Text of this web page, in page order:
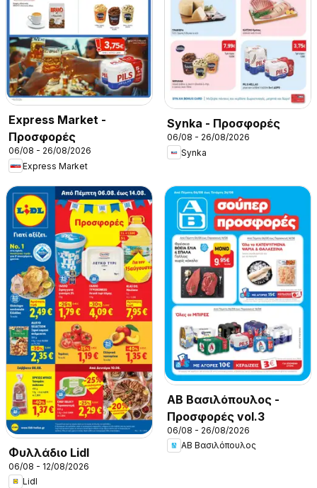
Express Market -
Προσφορές
06/08 - 26/08/2026
Express Market
Synka - Προσφορές
06/08 - 26/08/2026
Synka
Φυλλάδιο Lidl
06/08 - 12/08/2026
Lidl
ΑΒ Βασιλόπουλος -
Προσφορές vol.3
06/08 - 26/08/2026
ΑΒ Βασιλόπουλος